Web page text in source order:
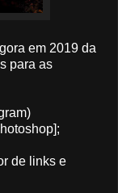
em 2019 da
para as
de links e